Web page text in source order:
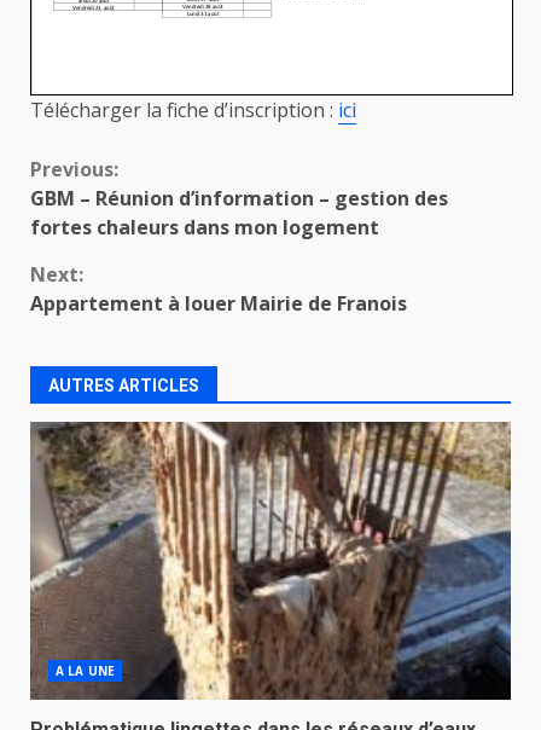
Télécharger la fiche d’inscription : ici
Continue
Reading
Previous:
GBM – Réunion d’information – gestion des
fortes chaleurs dans mon logement
Next:
Appartement à louer Mairie de Franois
AUTRES ARTICLES
A LA UNE